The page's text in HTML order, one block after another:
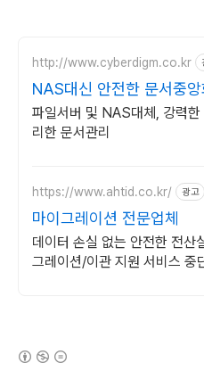
http://www.cyberdigm.co.kr
NAS대신 안전한 문서중
파일서버 및 NAS대체, 강력한
리한 문서관리
https://www.ahtid.co.kr/ 광고
마이그레이션 전문업체
데이터 손실 없는 안전한 전산
그레이션/이관 지원 서비스 중